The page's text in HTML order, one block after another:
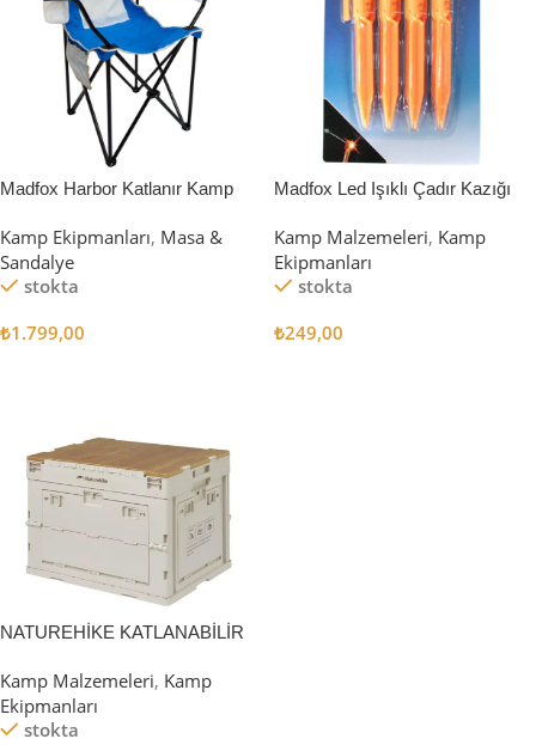
Madfox Harbor Katlanır Kamp
Kamp Ekipmanları, Masa &
Sandalye
stokta
₺1.799,00
Madfox Led Işıklı Çadır Kazığı
Kamp Malzemeleri, Kamp
Ekipmanları
stokta
₺249,00
NATUREHİKE KATLANABİLİR
Kamp Malzemeleri, Kamp
Ekipmanları
stokta